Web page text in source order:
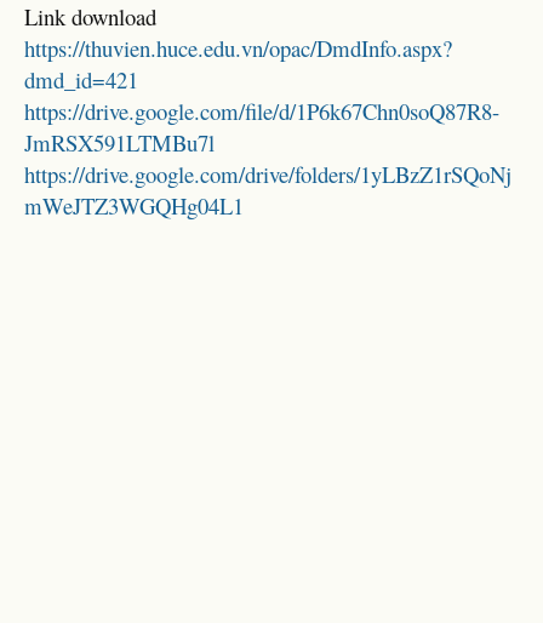
Link download
https://thuvien.huce.edu.vn/opac/DmdInfo.aspx?
dmd_id=421
https://drive.google.com/file/d/1P6k67Chn0soQ87R8-
JmRSX591LTMBu7l
https://drive.google.com/drive/folders/1yLBzZ1rSQoNj
mWeJTZ3WGQHg04L1